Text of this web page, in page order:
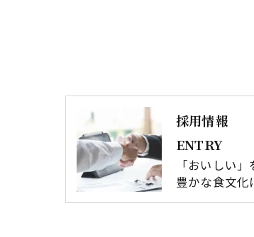
採用情報
ENTRY
「おいしい
豊かな食文